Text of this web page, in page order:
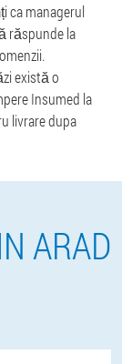
ca managerul
răspunde la
există o
Insumed la
livrare dupa
ARAD